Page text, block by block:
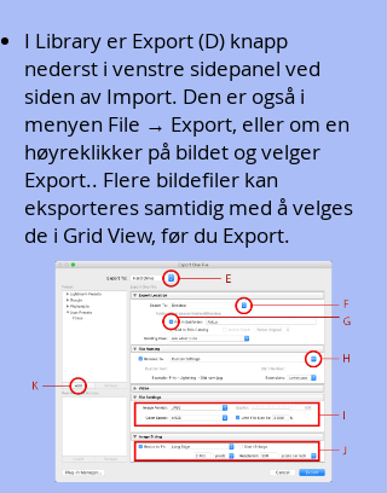
I Library er Export (D) knapp
nederst i venstre sidepanel ved
siden av Import. Den er også i
menyen File → Export, eller om en
høyreklikker på bildet og velger
Export.. Flere bildefiler kan
eksporteres samtidig med å velges
de i Grid View, før du Export.